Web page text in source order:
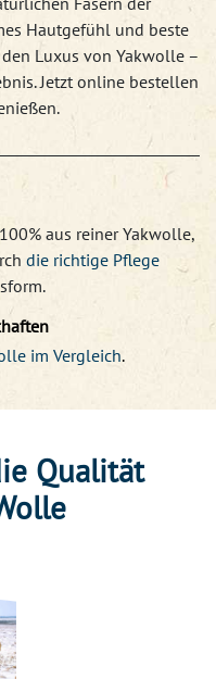
Hautgefühl und beste
Luxus von Yakwolle –
Jetzt online bestellen
aus reiner Yakwolle,
die richtige Pflege
im Vergleich.
Qualität